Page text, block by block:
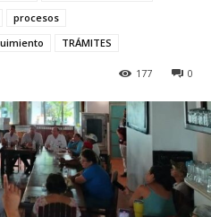
procesos
TRÁMITES
0
177